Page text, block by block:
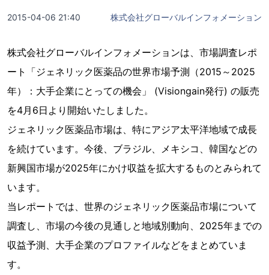
2015-04-06 21:40 株式会社グローバルインフォメーション
株式会社グローバルインフォメーションは、市場調査レポ
ート「ジェネリック医薬品の世界市場予測（2015～2025
年）：大手企業にとっての機会」 (Visiongain発行) の販売
を4月6日より開始いたしました。
ジェネリック医薬品市場は、特にアジア太平洋地域で成長
を続けています。今後、ブラジル、メキシコ、韓国などの
新興国市場が2025年にかけ収益を拡大するものとみられて
います。
当レポートでは、世界のジェネリック医薬品市場について
調査し、市場の今後の見通しと地域別動向、2025年までの
収益予測、大手企業のプロファイルなどをまとめていま
す。